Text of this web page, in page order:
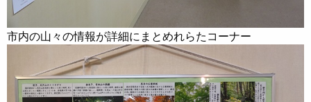
市内の山々の情報が詳細にまとめれらたコーナー